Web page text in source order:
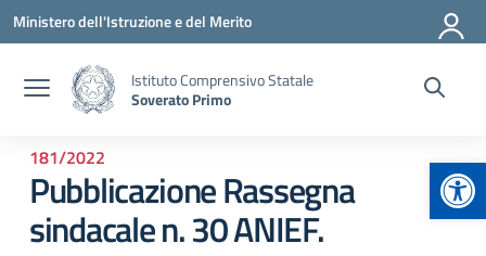
Vai ai contenuti
Vai al menu di navigazione
Vai al footer
Ministero dell'Istruzione e del Merito
Istituto Comprensivo Statale
Soverato Primo
181/2022
Pubblicazione Rassegna
sindacale n. 30 ANIEF.